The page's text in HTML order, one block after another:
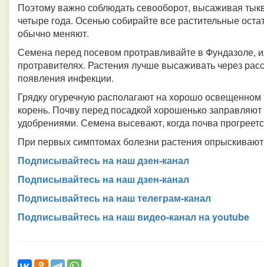
Поэтому важно соблюдать севооборот, высаживая
четыре года. Осенью собирайте все растительные
обычно меняют.
Семена перед посевом протравливайте в Фундазоле,
протравителях. Растения лучше высаживать через
появления инфекции.
Грядку огуречную располагают на хорошо
корень. Почву перед посадкой хорошенько
удобрениями. Семена высевают, когда почва
При первых симптомах болезни растения
Подписывайтесь на наш дзен-канал
Подписывайтесь на наш дзен-канал
Подписывайтесь на наш телеграм-канал
Подписывайтесь на наш видео-канал на youtube